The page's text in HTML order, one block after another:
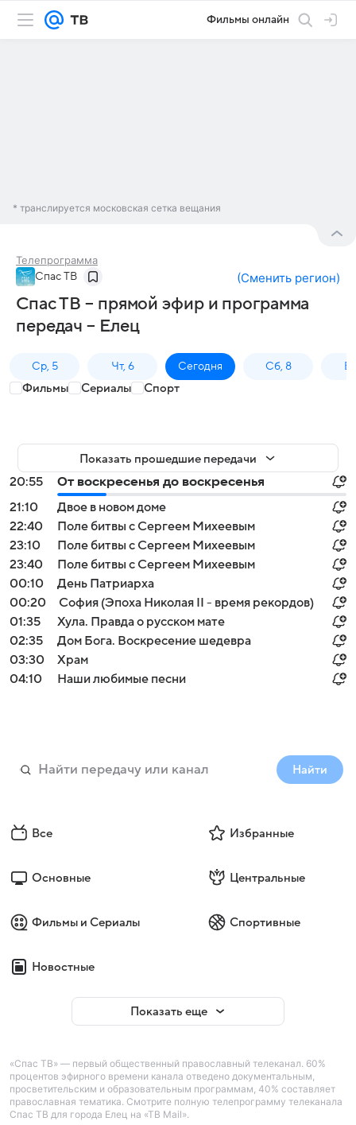
Фильмы онлайн
* транслируется московская сетка вещания
Телепрограмма
Спас ТВ (Сменить регион)
Спас ТВ – прямой эфир и программа
передач – Елец
Ср, 5 Чт, 6 Сегодня Сб, 8
Фильмы Сериалы Спорт
Показать прошедшие передачи
20:55
От воскресенья до воскресенья
21:10
Двое в новом доме
22:40
Поле битвы с Сергеем Михеевым
23:10
Поле битвы с Сергеем Михеевым
23:40
Поле битвы с Сергеем Михеевым
00:10
День Патриарха
00:20
София (Эпоха Николая II - время рекордов)
01:35
Хула. Правда о русском мате
02:35
Дом Бога. Воскресение шедевра
03:30
Храм
04:10
Наши любимые песни
Найти
Все Избранные
Основные Центральные
Фильмы и Сериалы Спортивные
Новостные
Показать еще
«Спас ТВ» — первый общественный православный телеканал. 60%
процентов эфирного времени канала отведено документальным,
просветительским и образовательным программам, 40% составляет
православная тематика. Смотрите полную телепрограмму телеканала
Спас ТВ для города Елец на «ТВ Mail».